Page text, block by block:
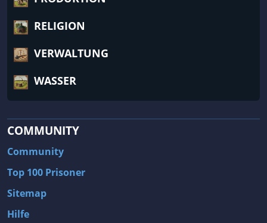
RELIGION
VERWALTUNG
WASSER
COMMUNITY
Community
Top 100 Prisoner
Sitemap
Hilfe